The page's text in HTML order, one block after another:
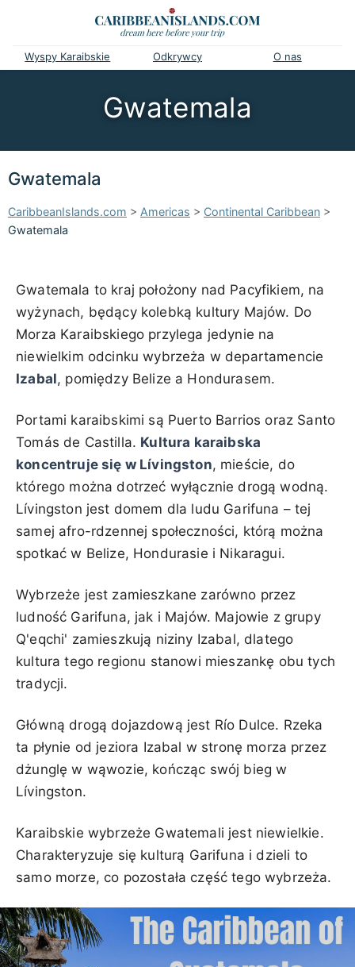
Wyspy Karaibskie Odkrywcy O nas
Gwatemala
Gwatemala
CaribbeanIslands.com > Americas > Continental Caribbean >
Gwatemala
Gwatemala to kraj położony nad Pacyfikiem, na
wyżynach, będący kolebką kultury Majów. Do
Morza Karaibskiego przylega jedynie na
niewielkim odcinku wybrzeża w departamencie
Izabal, pomiędzy Belize a Hondurasem.
Portami karaibskimi są Puerto Barrios oraz Santo
Tomás de Castilla. Kultura karaibska
koncentruje się w Lívingston, mieście, do
którego można dotrzeć wyłącznie drogą wodną.
Lívingston jest domem dla ludu Garifuna – tej
samej afro-rdzennej społeczności, którą można
spotkać w Belize, Hondurasie i Nikaragui.
Wybrzeże jest zamieszkane zarówno przez
ludność Garifuna, jak i Majów. Majowie z grupy
Q'eqchi' zamieszkują niziny Izabal, dlatego
kultura tego regionu stanowi mieszankę obu tych
tradycji.
Główną drogą dojazdową jest Río Dulce. Rzeka
ta płynie od jeziora Izabal w stronę morza przez
dżunglę w wąwozie, kończąc swój bieg w
Lívingston.
Karaibskie wybrzeże Gwatemali jest niewielkie.
Charakteryzuje się kulturą Garifuna i dzieli to
samo morze, co pozostała część tego wybrzeża.